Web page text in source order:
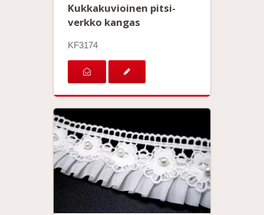
Kukkakuvioinen pitsi-
verkko kangas
KF3174